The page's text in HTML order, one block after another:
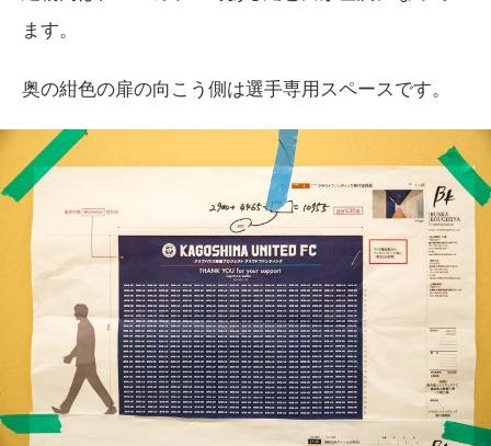
ます。
奥の紺色の扉の向こう側は選手専用スペースです。